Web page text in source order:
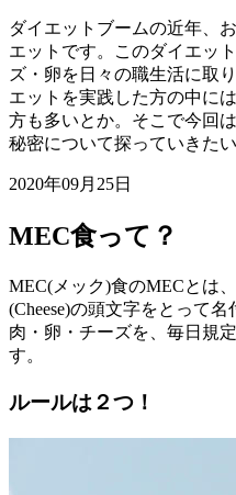
ダイエットブームの近年、
エットです。このダイエッ
ズ・卵を日々の職生活に取
エットを実践した方の中に
方も多いとか。そこで今回
秘密について探っていきたい
2020年09月25日
MEC食って？
MEC(メック)食のMECとは
(Cheese)の頭文字をとって
肉・卵・チーズを、毎日規
す。
ルールは２つ！